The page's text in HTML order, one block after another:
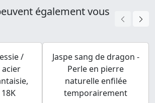
également vous
/
acier
Jaspe sang de dragon -
Perle en pierre
naturelle enfilée
temporairement